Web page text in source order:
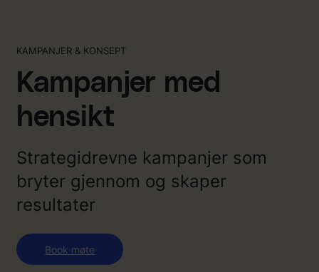
KAMPANJER & KONSEPT
Kampanjer med
hensikt
Strategidrevne kampanjer som
bryter gjennom og skaper
resultater
Book møte